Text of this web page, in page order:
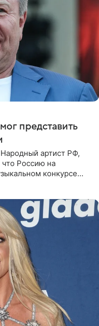
представить
артист РФ,
Россию на
конкурсе